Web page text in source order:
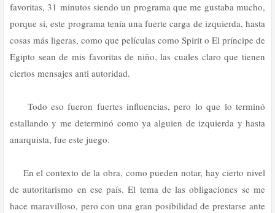
favoritas, 31 minutos siendo un programa que me gustaba mucho,
porque si, este programa tenía una fuerte carga de izquierda, hasta
cosas más ligeras, como que películas como Spirit o El príncipe de
Egipto sean de mis favoritas de niño, las cuales claro que tienen
ciertos mensajes anti autoridad.
Todo eso fueron fuertes influencias, pero lo que lo terminó
estallando y me determinó como ya alguien de izquierda y hasta
anarquista, fue este juego.
En el contexto de la obra, como pueden notar, hay cierto nivel
de autoritarismo en ese país. El tema de las obligaciones se me
hace maravilloso, pero con una gran posibilidad de prestarse ante